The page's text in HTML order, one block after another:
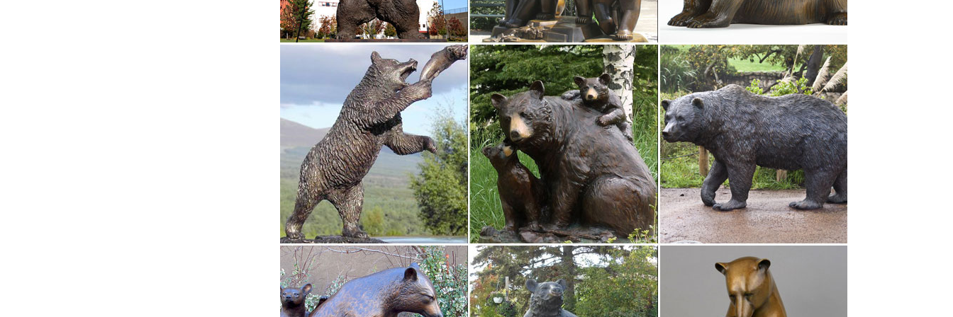
Купить Статуэтки и фигурки собака Pavone с доставкой на следующий день, лучшая цена на бокалы для вина Bohemia,
доставка по Москве и всей России.Производитель – Pavone. 650 руб. Фигурка символ года Собака.
Купить собачек гжель символ 2018 оптом в интернет магазине…
Предлагаем статуэтку собачка гжель по привлекательной оптовой цене в интернет магазине.Купить оптом фигурки собак
можно в нашем магазине очень недорого.Вы здесь: ГЛАВНАЯ МАГАЗИН СОБАКИ ГЖЕЛЬ- СИМВОЛ 2018 ГОДА.
Соберу.ру – купить скульптуры, художественные фигурки…
Увлекаетесь коллекционированием и ищете, где купить статуэтки для своего собрания? Присматриваете сайт, на котором
можно купить коллекционные фигурки? Или решили продать часть коллекции, но не знаете, как это сделать более выгодно?
Фигурки и статуэтки собак купить в Москве в интернет магазине.
Символы года. Фигурки и статуэтки. Елочки.[ Фигурки и статуэтки собак ]. Цена: 4 166 руб. Купить Купить в один клик.
Статуэтки Собак. Бронзовая статуэтка собаки
Статуэтки Орел »» Статуэтка Утки Бронза по профессиям » Спортсмены Шахматы и Нарды Бюсты Символы Года » 2018
ГодСтатуэтка собаки будет выполнять ту же миссию.Купить фигурку собаки можно по приемлемой цене: предложения
начинаются с 4 600 руб.
Статуэтки фигурки собак Собака символ 2018 года купить…